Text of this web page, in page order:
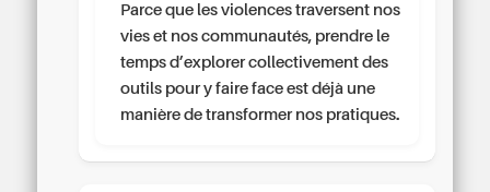
Parce que les violences traversent nos
vies et nos communautés, prendre le
temps d’explorer collectivement des
outils pour y faire face est déjà une
manière de transformer nos pratiques.